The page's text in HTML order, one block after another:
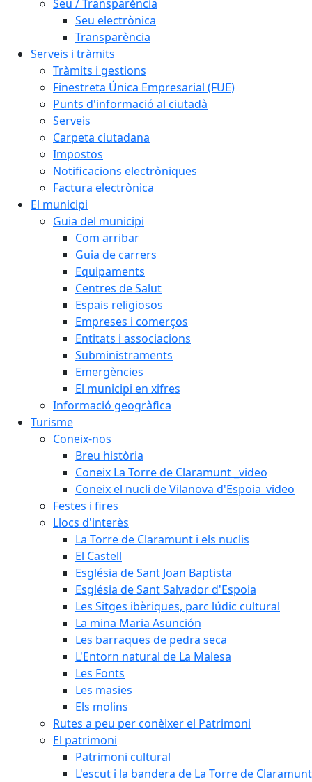
Seu / Transparència
Seu electrònica
Transparència
Serveis i tràmits
Tràmits i gestions
Finestreta Única Empresarial (FUE)
Punts d'informació al ciutadà
Serveis
Carpeta ciutadana
Impostos
Notificacions electròniques
Factura electrònica
El municipi
Guia del municipi
Com arribar
Guia de carrers
Equipaments
Centres de Salut
Espais religiosos
Empreses i comerços
Entitats i associacions
Subministraments
Emergències
El municipi en xifres
Informació geogràfica
Turisme
Coneix-nos
Breu història
Coneix La Torre de Claramunt _video
Coneix el nucli de Vilanova d'Espoia_video
Festes i fires
Llocs d'interès
La Torre de Claramunt i els nuclis
El Castell
Església de Sant Joan Baptista
Església de Sant Salvador d'Espoia
Les Sitges ibèriques, parc lúdic cultural
La mina Maria Asunción
Les barraques de pedra seca
L'Entorn natural de La Malesa
Les Fonts
Les masies
Els molins
Rutes a peu per conèixer el Patrimoni
El patrimoni
Patrimoni cultural
L'escut i la bandera de La Torre de Claramunt